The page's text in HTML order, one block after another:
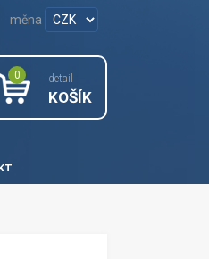
měna
0 detail
KOŠÍK